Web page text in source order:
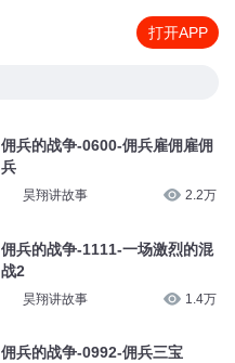
打开APP
佣兵的战争-0600-佣兵雇佣雇佣
兵
昊翔讲故事 2.2万
佣兵的战争-1111-一场激烈的混
战2
昊翔讲故事 1.4万
佣兵的战争-0992-佣兵三宝